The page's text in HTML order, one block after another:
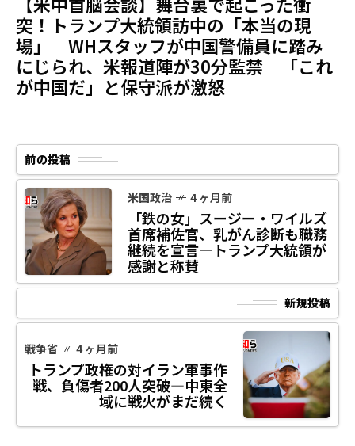
突！トランプ大統領訪中の「本当の現
場」 WHスタッフが中国警備員に踏み
にじられ、米報道陣が30分監禁 「これ
が中国だ」と保守派が激怒
前の投稿
米国政治 4 ヶ月前
「鉄の女」スージー・ワイルズ
首席補佐官、乳がん診断も職務
継続を宣言―トランプ大統領が
感謝と称賛
新規投稿
戦争省 4 ヶ月前
トランプ政権の対イラン軍事作
戦、負傷者200人突破—中東全
域に戦火がまだ続く